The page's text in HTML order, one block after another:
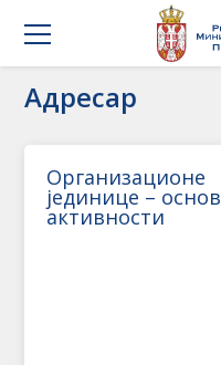
Адресар
Организационе
јединице –
активности